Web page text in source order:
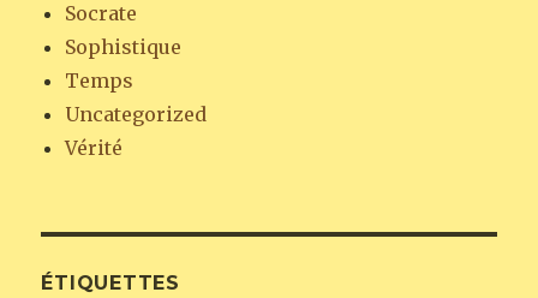
Socrate
Sophistique
Temps
Uncategorized
Vérité
ÉTIQUETTES